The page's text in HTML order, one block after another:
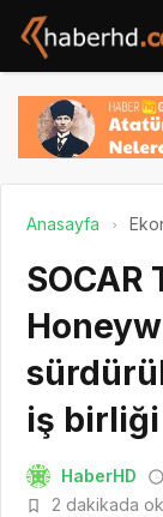
Anasayfa
SOCAR
iş birliği
HaberHD
2 dakikada